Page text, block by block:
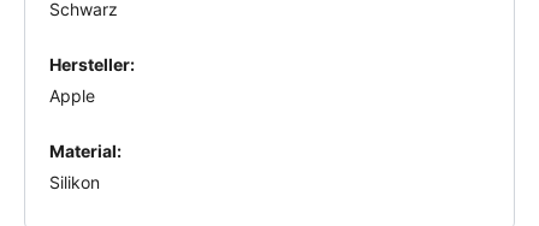
Schwarz
Hersteller:
Apple
Material:
Silikon